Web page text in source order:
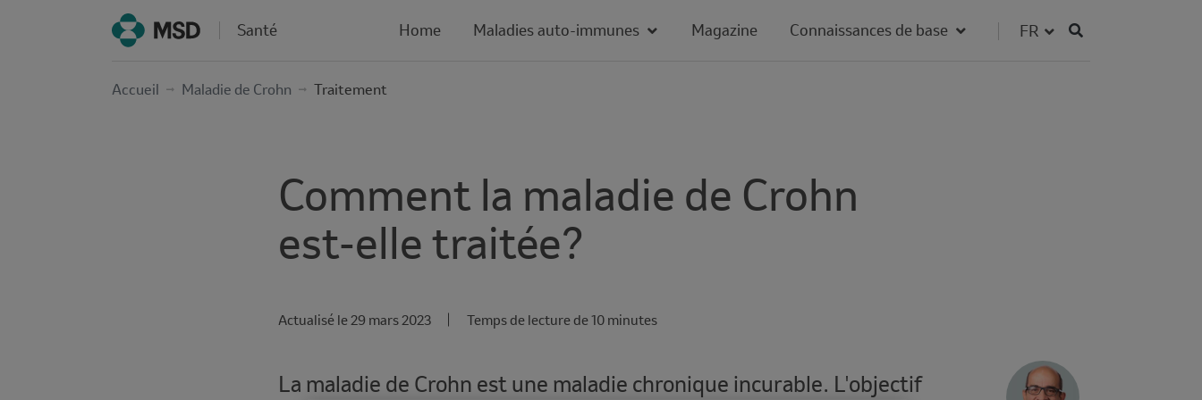
Santé Home Maladies auto-immunes Magazine Connaissances de base Fieldset for group
Select your language
Accueil Maladie de Crohn Traitement
Comment la maladie de Crohn
est-elle traitée?
Actualisé le29 mars 2023
Reading
Temps de lecture de 10 minutes
Author's
La maladie de Crohn est une maladie chronique incurable. L'objectif